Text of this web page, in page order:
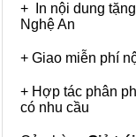
+ In nội dung
Nghệ An
+ Giao miễn phí
+ Hợp tác phân
có nhu cầu